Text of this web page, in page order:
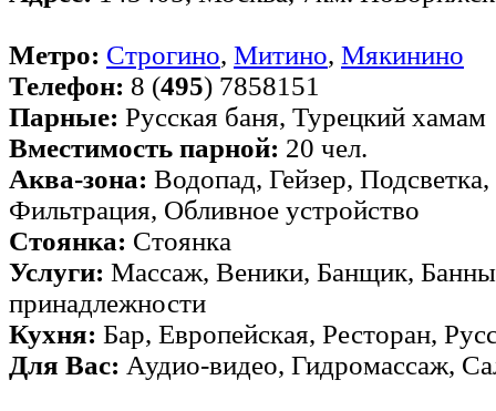
Метро: Строгино, Митино, Мякинино
Телефон: 8 (495) 7858151
Парные: Русская баня, Турецкий хамам
Вместимость парной: 20 чел.
Аква-зона: Водопад, Гейзер,
Фильтрация, Обливное устройство
Стоянка: Стоянка
Услуги: Массаж, Веники, Банщик,
принадлежности
Кухня: Бар, Европейская, Ресторан,
Для Вас: Аудио-видео, Гидромассаж,